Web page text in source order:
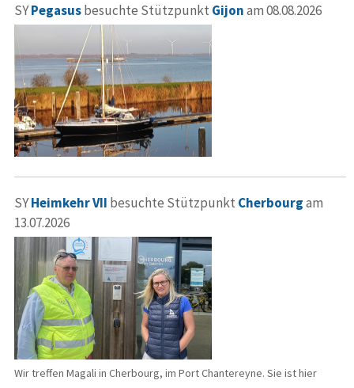
SYPegasusbesuchte Stützpunkt Gijonam 08.08.2026
SYHeimkehr VII besuchte Stützpunkt Cherbourgam
13.07.2026
Wir treffen Magali in Cherbourg, im Port Chantereyne. Sie ist hier